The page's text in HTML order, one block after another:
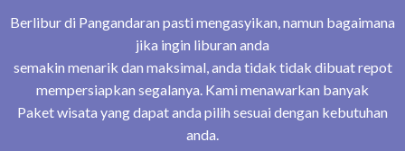
Berlibur di Pangandaran pasti mengasyikan, namun bagaimana
jika ingin liburan anda
semakin menarik dan maksimal, anda tidak tidak dibuat repot
mempersiapkan segalanya. Kami menawarkan banyak
Paket wisata yang dapat anda pilih sesuai dengan kebutuhan
anda.